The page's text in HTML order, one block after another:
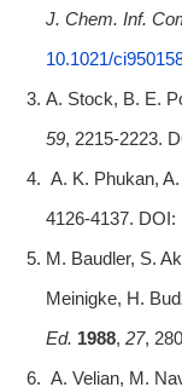
J. Chem. Inf.
10.1021/
A. Stock, B. E.
59, 2215-2223.
A. K. Phukan,
4126-4137. DOI:
M. Baudler, S.
Meinigke, H.
Ed. 1988, 27,
A. Velian, M.